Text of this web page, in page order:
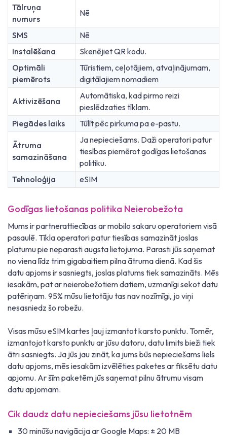
Tālruņa
numurs
Nē
SMS
Nē
Instalēšana
Skenējiet QR kodu.
Optimāli
piemērots
Tūristiem, ceļotājiem, atvaļinājumam,
digitālajiem nomadiem
Aktivizēšana
Automātiska, kad pirmo reizi
pieslēdzaties tīklam.
Piegādes laiks
Tūlīt pēc pirkuma pa e-pastu.
Ātruma
samazināšana
Ja nepieciešams. Daži operatori patur
tiesības piemērot godīgas lietošanas
politiku.
Tehnoloģija
eSIM
Godīgas lietošanas politika Neierobežota
Mums ir partnerattiecības ar mobilo sakaru operatoriem visā
pasaulē. Tīkla operatori patur tiesības samazināt joslas
platumu pie neparasti augsta lietojuma. Parasti jūs saņemat
no viena līdz trim gigabaitiem pilna ātruma dienā. Kad šis
datu apjoms ir sasniegts, joslas platums tiek samazināts. Mēs
iesakām, pat ar neierobežotiem datiem, uzmanīgi sekot datu
patēriņam. 95% mūsu lietotāju tas nav nozīmīgi, jo viņi
nesasniedz šo robežu.
Visas mūsu eSIM kartes ļauj izmantot karsto punktu. Tomēr,
izmantojot karsto punktu ar jūsu datoru, datu limits bieži tiek
ātri sasniegts. Ja jūs jau zināt, ka jums būs nepieciešams liels
datu apjoms, mēs iesakām izvēlēties paketes ar fiksētu datu
apjomu. Ar šīm paketēm jūs saņemat pilnu ātrumu visam
datu apjomam.
Cik daudz datu nepieciešams jūsu lietotnēm
30 minūšu navigācija ar Google Maps: ± 20 MB